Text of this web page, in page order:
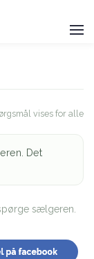
vises for alle
Det
sælgeren.